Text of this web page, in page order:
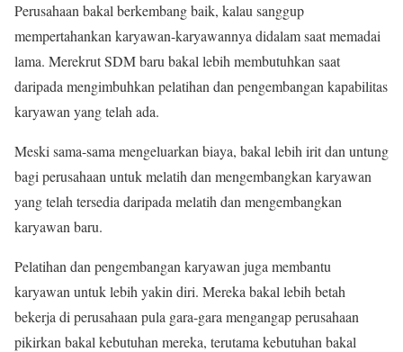
Perusahaan bakal berkembang baik, kalau sanggup
mempertahankan karyawan-karyawannya didalam saat memadai
lama. Merekrut SDM baru bakal lebih membutuhkan saat
daripada mengimbuhkan pelatihan dan pengembangan kapabilitas
karyawan yang telah ada.
Meski sama-sama mengeluarkan biaya, bakal lebih irit dan untung
bagi perusahaan untuk melatih dan mengembangkan karyawan
yang telah tersedia daripada melatih dan mengembangkan
karyawan baru.
Pelatihan dan pengembangan karyawan juga membantu
karyawan untuk lebih yakin diri. Mereka bakal lebih betah
bekerja di perusahaan pula gara-gara mengangap perusahaan
pikirkan bakal kebutuhan mereka, terutama kebutuhan bakal